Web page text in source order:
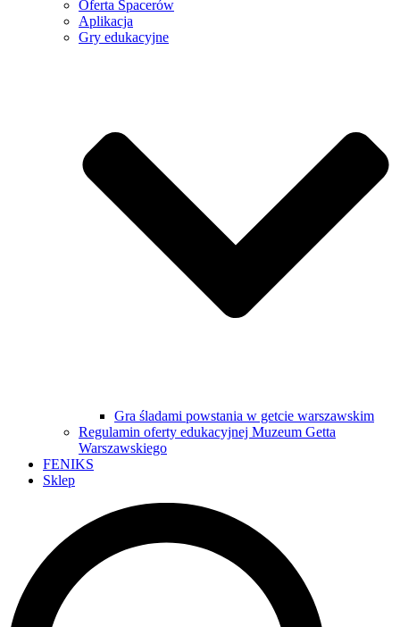
Oferta Spacerów
Aplikacja
Gry edukacyjne
Gra śladami powstania w getcie warszawskim
Regulamin oferty edukacyjnej Muzeum Getta
Warszawskiego
FENIKS
Sklep